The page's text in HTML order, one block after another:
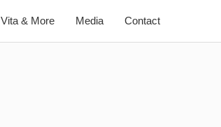
Vita & More Media Contact